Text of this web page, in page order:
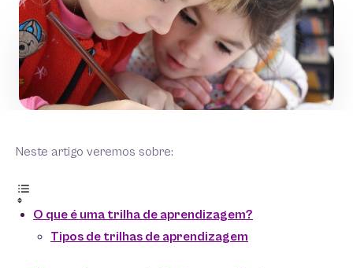
Neste artigo veremos sobre:
O que é uma trilha de aprendizagem?
Tipos de trilhas de aprendizagem